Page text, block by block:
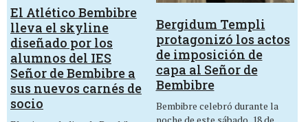
El Atlético Bembibre
lleva el skyline
diseñado por los
alumnos del IES
Señor de Bembibre a
sus nuevos carnés de
socio
Bergidum Templi
protagonizó los actos
de imposición de
capa al Señor de
Bembibre
Bembibre celebró durante la